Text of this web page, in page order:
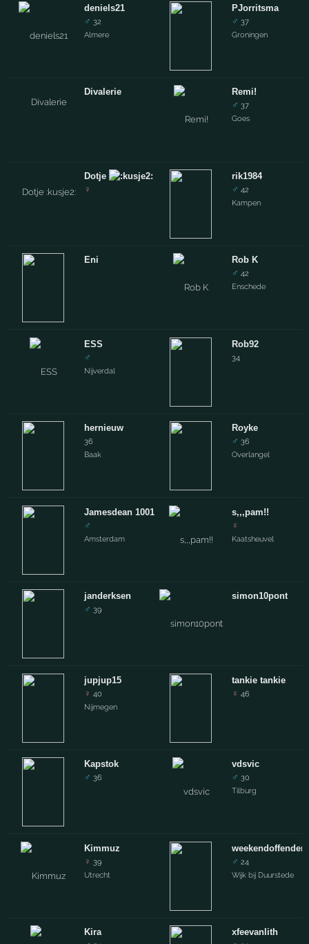
deniels21
♂ 32
Almere
Divalerie
Dotje
♀
Eni
ESS
♂
Nijverdal
hernieuw
36
Baak
Jamesdean 1001
♂
Amsterdam
janderksen
♂ 39
jupjup15
♀ 40
Nijmegen
Kapstok
♂ 36
Kimmuz
♀ 39
Utrecht
Kira
PJorritsma
♂ 37
Groningen
Remi!
♂ 37
Goes
rik1984
♂ 42
Kampen
Rob K
♂ 42
Enschede
Rob92
34
Royke
♂ 36
Overlangel
s,,,pam!!
♀
Kaatsheuvel
simon10pont
tankie tankie
♀ 46
vdsvic
♂ 30
Tilburg
♂ 24
Wijk bij Duurstede
xfeevanlith